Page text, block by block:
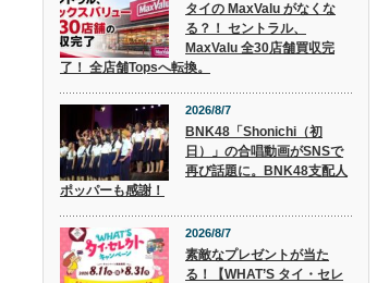
タイの MaxValu がなくな
る？！ セントラル、
MaxValu 全30店舗買収完
了！ 全店舗Topsへ転換。
2026/8/7
BNK48「Shonichi（初
日）」の合唱動画がSNSで
再び話題に。BNK48支配人
ポッパーも感謝！
2026/8/7
素敵なプレゼントが当た
る！【WHAT’S タイ・セレ